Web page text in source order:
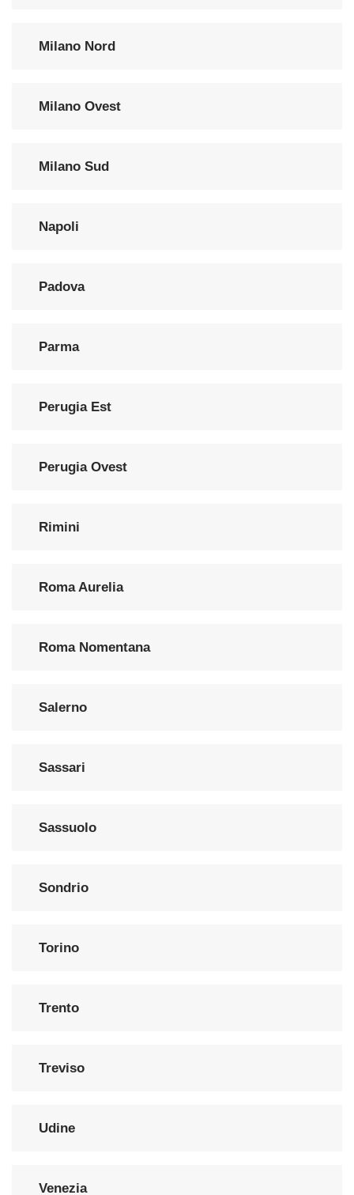
Milano Nord
Milano Ovest
Milano Sud
Napoli
Padova
Parma
Perugia Est
Perugia Ovest
Rimini
Roma Aurelia
Roma Nomentana
Salerno
Sassari
Sassuolo
Sondrio
Torino
Trento
Treviso
Udine
Venezia